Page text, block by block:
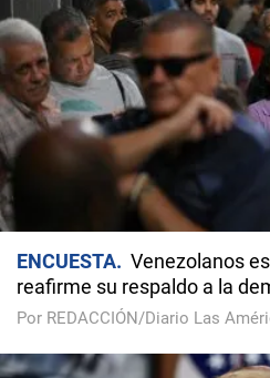
ENCUESTA
Venezolanos
reafirme su respaldo a la
Por REDACCIÓN/Diario Las